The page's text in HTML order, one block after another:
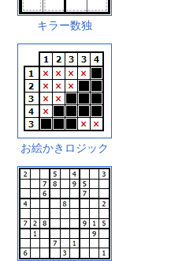
キラー数独
お絵かきロジック